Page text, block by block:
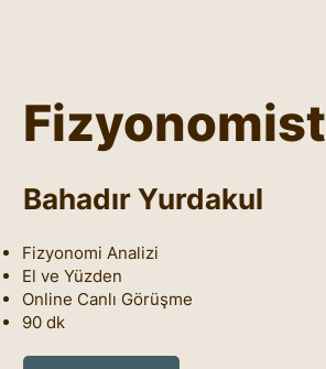
Fizyonomist
Bahadır Yurdakul
Fizyonomi Analizi
El ve Yüzden
Online Canlı Görüşme
90 dk